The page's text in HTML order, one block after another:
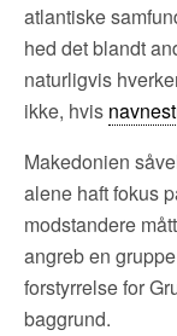
atlantiske
hed det blandt
naturligvis
ikke, hvis
Makedonien
alene haft fokus
modstandere
angreb en
forstyrrelse for
baggrund.